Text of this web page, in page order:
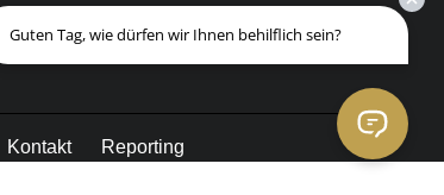
Gepäckbestimmungen
Kontakt Reporting
Guten Tag, wie dürfen wir Ihnen behilflich sein?